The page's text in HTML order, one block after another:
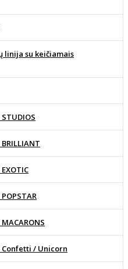
linija su keičiamais
/ Unicorn